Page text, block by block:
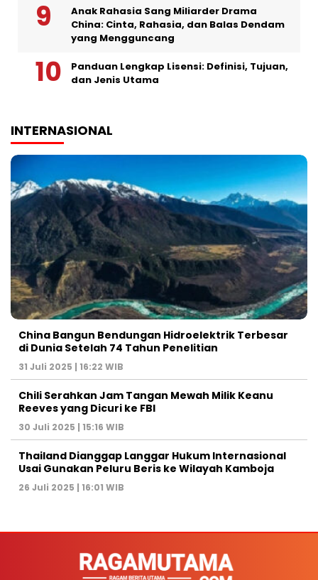
Anak Rahasia Sang Miliarder Drama
China: Cinta, Rahasia, dan Balas Dendam
yang Mengguncang
Panduan Lengkap Lisensi: Definisi, Tujuan,
dan Jenis Utama
INTERNASIONAL
China Bangun Bendungan Hidroelektrik Terbesar
di Dunia Setelah 74 Tahun Penelitian
31 Juli 2025 | 16:22 WIB
Chili Serahkan Jam Tangan Mewah Milik Keanu
Reeves yang Dicuri ke FBI
30 Juli 2025 | 15:16 WIB
Thailand Dianggap Langgar Hukum Internasional
Usai Gunakan Peluru Beris ke Wilayah Kamboja
26 Juli 2025 | 16:01 WIB